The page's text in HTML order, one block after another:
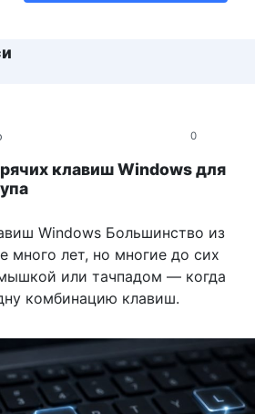
0
клавиш Windows для
Windows Большинство из
много лет, но многие до сих
или тачпадом — когда
комбинацию клавиш.